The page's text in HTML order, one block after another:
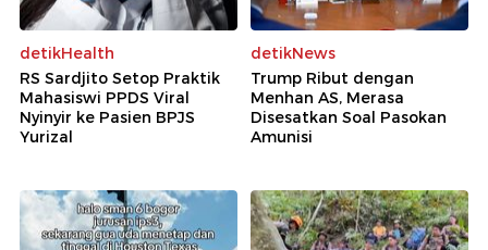
detikHealth
RS Sardjito Setop Praktik
Mahasiswi PPDS Viral
Nyinyir ke Pasien BPJS
Yurizal
detikNews
Trump Ribut dengan
Menhan AS, Merasa
Disesatkan Soal Pasokan
Amunisi